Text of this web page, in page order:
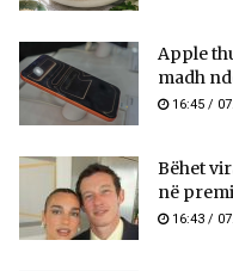
Apple
madh
16:45 /
Bëhet
në
16:43 /